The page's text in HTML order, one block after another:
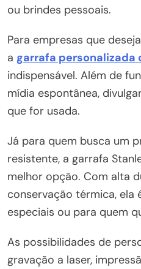
ou brindes pessoais.
Para empresas que
a garrafa personalizada
indispensável. Além de
mídia espontânea,
que for usada.
Já para quem busca um
resistente, a garrafa
melhor opção. Com alta
conservação térmica, ela
especiais ou para quem
As possibilidades de
gravação a laser,